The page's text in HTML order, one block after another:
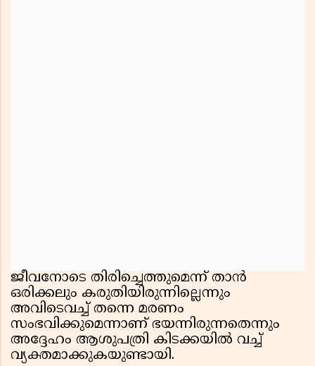
ജീവനോടെ തിരിച്ചെത്തുമെന്ന് താൻ
ഒരിക്കലും കരുതിയിരുന്നില്ലെന്നും
അവിടെവച്ച് തന്നെ മരണം
സംഭവിക്കുമെന്നാണ് ഭയന്നിരുന്നതെന്നും
അദ്ദേഹം ആശുപത്രി കിടക്കയിൽ വച്ച്
വ്യക്തമാക്കുകയുണ്ടായി.